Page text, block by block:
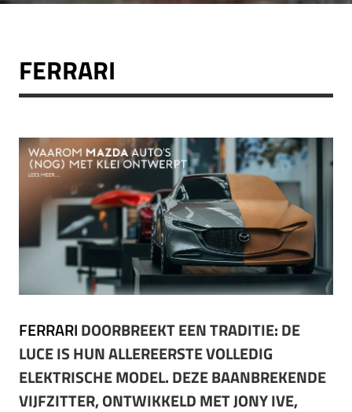
FERRARI
FERRARIDOORBREEKT EEN TRADITIE: DE
LUCE IS HUN ALLEREERSTE VOLLEDIG
ELEKTRISCHE MODEL. DEZE BAANBREKENDE
VIJFZITTER, ONTWIKKELD MET JONY IVE,